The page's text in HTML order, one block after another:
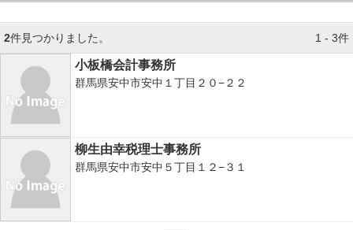
2件見つかりました。 1 - 3件
小板橋会計事務所
群馬県安中市安中１丁目２０−２２
柳生由幸税理士事務所
群馬県安中市安中５丁目１２−３１